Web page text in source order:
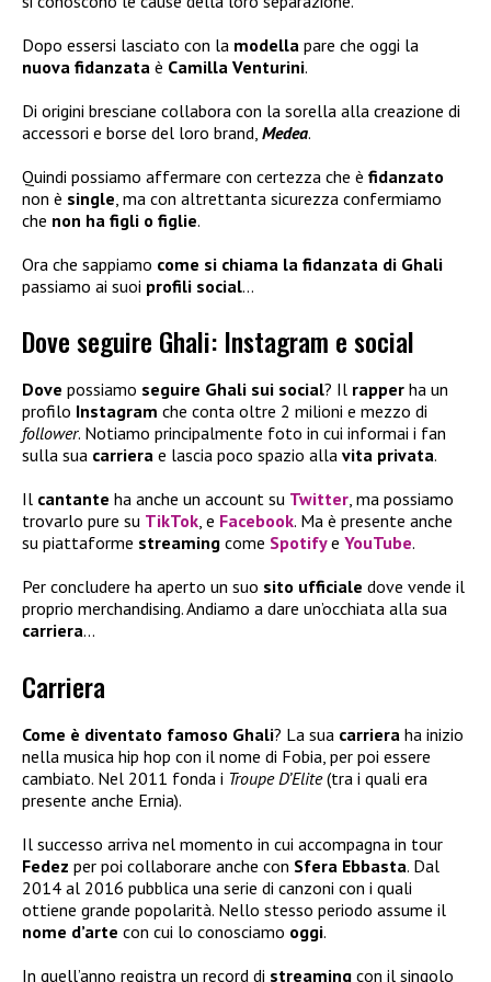
Dopo essersi lasciato con la modella pare che oggi la
nuova fidanzata è Camilla Venturini.
Di origini bresciane collabora con la sorella alla creazione di
accessori e borse del loro brand, Medea.
Quindi possiamo affermare con certezza che è fidanzato
non è single, ma con altrettanta sicurezza confermiamo
che non ha figli o figlie.
Ora che sappiamo come si chiama la fidanzata di Ghali
passiamo ai suoi profili social…
Dove seguire Ghali: Instagram e social
Dove possiamo seguire Ghali sui social? Il rapper ha un
profilo Instagram che conta oltre 2 milioni e mezzo di
follower. Notiamo principalmente foto in cui informai i fan
sulla sua carriera e lascia poco spazio alla vita privata.
Il cantante ha anche un account su Twitter, ma possiamo
trovarlo pure su TikTok, e Facebook. Ma è presente anche
su piattaforme streaming come Spotifye YouTube.
Per concludere ha aperto un suo sito ufficiale dove vende il
proprio merchandising. Andiamo a dare un’occhiata alla sua
carriera…
Carriera
Come è diventato famoso Ghali? La sua carriera ha inizio
nella musica hip hop con il nome di Fobia, per poi essere
cambiato. Nel 2011 fonda i Troupe D’Elite(tra i quali era
presente anche Ernia).
Il successo arriva nel momento in cui accompagna in tour
Fedez per poi collaborare anche con Sfera Ebbasta. Dal
2014 al 2016 pubblica una serie di canzoni con i quali
ottiene grande popolarità. Nello stesso periodo assume il
nome d’arte con cui lo conosciamo oggi.
In quell’anno registra un record di streaming con il singolo